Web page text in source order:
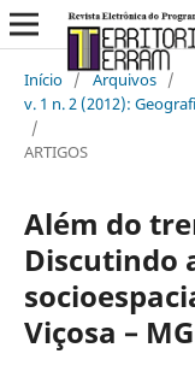
Início / Arquivos /
v. 1 n. 2 (2012):
/
ARTIGOS
Além do
Discutindo
Viçosa – MG